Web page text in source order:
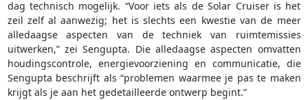
dag technisch mogelijk. “Voor iets als de Solar Cruiser is het
zeil zelf al aanwezig; het is slechts een kwestie van de meer
alledaagse aspecten van de techniek van ruimtemissies
uitwerken,” zei Sengupta. Die alledaagse aspecten omvatten
houdingscontrole, energievoorziening en communicatie, die
Sengupta beschrijft als “problemen waarmee je pas te maken
krijgt als je aan het gedetailleerde ontwerp begint.”